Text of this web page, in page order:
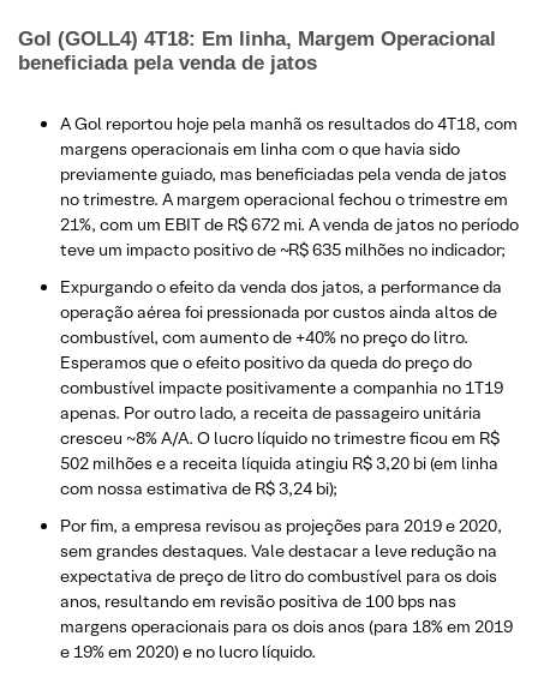
Gol (GOLL4) 4T18: Em linha, Margem Operacional
beneficiada pela venda de jatos
A Gol reportou hoje pela manhã os resultados do 4T18, com
margens operacionais em linha com o que havia sido
previamente guiado, mas beneficiadas pela venda de jatos
no trimestre. A margem operacional fechou o trimestre em
21%, com um EBIT de R$ 672 mi. A venda de jatos no período
teve um impacto positivo de ~R$ 635 milhões no indicador;
Expurgando o efeito da venda dos jatos, a performance da
operação aérea foi pressionada por custos ainda altos de
combustível, com aumento de +40% no preço do litro.
Esperamos que o efeito positivo da queda do preço do
combustível impacte positivamente a companhia no 1T19
apenas. Por outro lado, a receita de passageiro unitária
cresceu ~8% A/A. O lucro líquido no trimestre ficou em R$
502 milhões e a receita líquida atingiu R$ 3,20 bi (em linha
com nossa estimativa de R$ 3,24 bi);
Por fim, a empresa revisou as projeções para 2019 e 2020,
sem grandes destaques. Vale destacar a leve redução na
expectativa de preço de litro do combustível para os dois
anos, resultando em revisão positiva de 100 bps nas
margens operacionais para os dois anos (para 18% em 2019
e 19% em 2020) e no lucro líquido.